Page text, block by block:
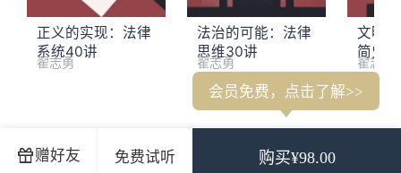
赠好友 免费试听 购买¥98.00
会员免费，点击了解>>
正义的实现：法律
系统40讲
翟志勇
法治的可能：法律
思维30讲
翟志勇
文明
简史
翟志勇
2. 王在法下：现代